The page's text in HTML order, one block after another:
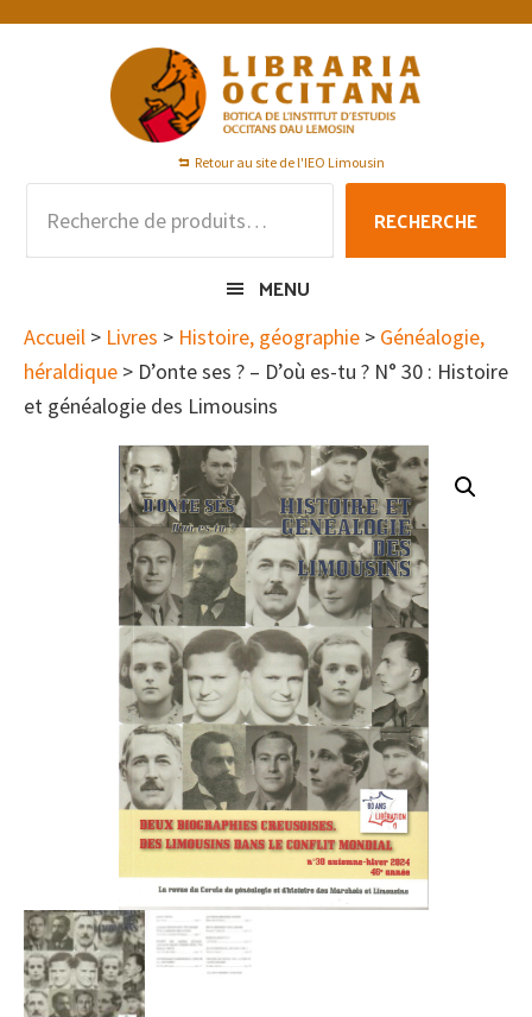
Passer
Passer
Passer
Retour au site de l'IEO Limousin
pour :
RECHERCHE
MENU
Accueil > Livres > Histoire, géographie > Généalogie,
héraldique > D’onte ses ? – D’où es-tu ? N° 30 : Histoire
et généalogie des Limousins